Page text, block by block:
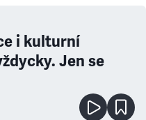
i kulturní
Jen se